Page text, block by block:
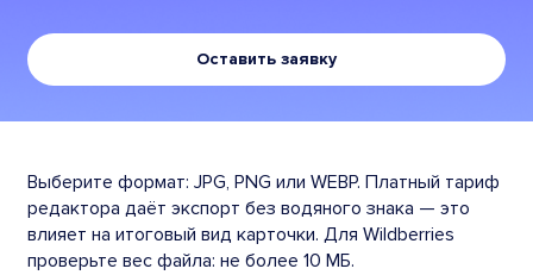
Оставить заявку
Выберите формат: JPG, PNG или WEBP. Платный тариф
редактора даёт экспорт без водяного знака — это
влияет на итоговый вид карточки. Для Wildberries
проверьте вес файла: не более 10 МБ.